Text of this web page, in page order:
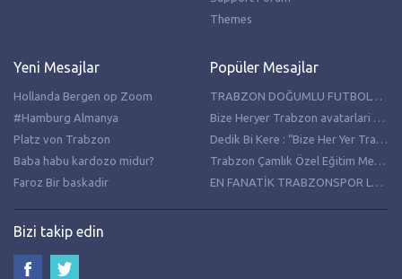
Themes
Yeni Mesajlar
Hollanda Bergen op Zoom
#Hamburg Almanya
Platz von Trabzon
Baba habu kardozo midur?
Faroz Bir baskadir
Popüler Mesajlar
Bizi takip edin